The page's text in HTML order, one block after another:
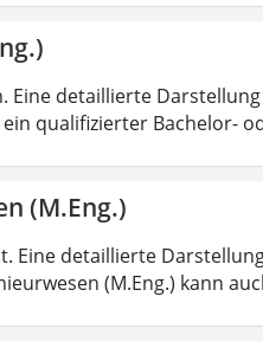
Eine detaillierte
qualifizierter Bachelor-
(M.Eng.)
Eine detaillierte
(M.Eng.) kann